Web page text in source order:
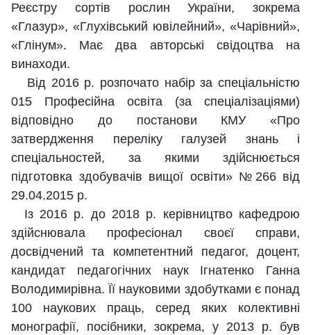
Реєстру сортів рослин України, зокрема
«Глазур», «Глухівський ювілейний», «Чарівний»,
«Глінум». Має два авторські свідоцтва на
винаходи.
Від 2016 р. розпочато набір за спеціальністю
015 Професійна освіта (за спеціалізаціями)
відповідно до постанови КМУ «Про
затвердження переліку галузей знань і
спеціальностей, за якими здійснюється
підготовка здобувачів вищої освіти» №266 від
29.04.2015 р.
Із 2016 р. до 2018 р. керівництво кафедрою
здійснювала професіонал своєї справи,
досвідчений та компетентний педагог, доцент,
кандидат педагогічних наук Ігнатенко Ганна
Володимирівна. Її науковими здобутками є понад
100 наукових праць, серед яких колективні
монографії, посібники, зокрема, у 2013 р. був